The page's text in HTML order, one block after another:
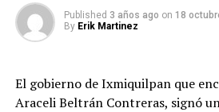
Published 3 años ago on 18
By Erik Martinez
El gobierno de Ixmiquilpan que
Araceli Beltrán Contreras, signó